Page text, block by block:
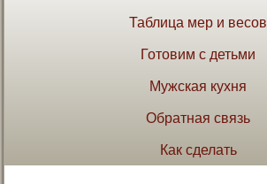
Таблица мер и весов
Готовим с детьми
Мужская кухня
Обратная связь
Как сделать